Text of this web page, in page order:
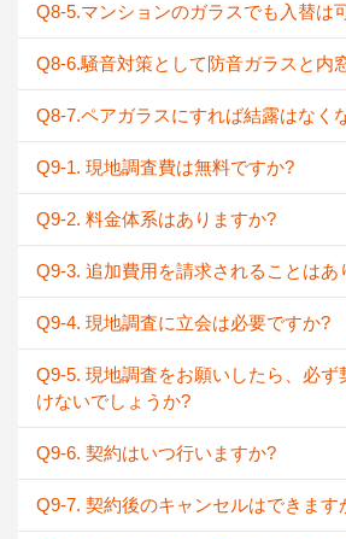
Q8-5.マンションのガラスでも入替は
Q8-6.騒音対策として防音ガラスと内
Q8-7.ペアガラスにすれば結露はなく
Q9-1. 現地調査費は無料ですか?
Q9-2. 料金体系はありますか?
Q9-3. 追加費用を請求されることはあ
Q9-4. 現地調査に立会は必要ですか?
Q9-5. 現地調査をお願いしたら、必ず
けないでしょうか?
Q9-6. 契約はいつ行いますか?
Q9-7. 契約後のキャンセルはできます